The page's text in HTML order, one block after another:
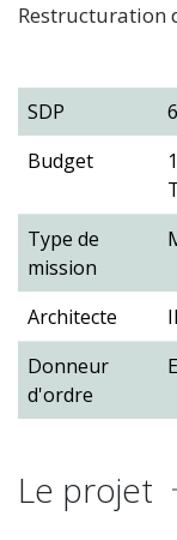
Restructuration
SDP
Budget
Type de
mission
Architecte
Donneur
d'ordre
Le projet